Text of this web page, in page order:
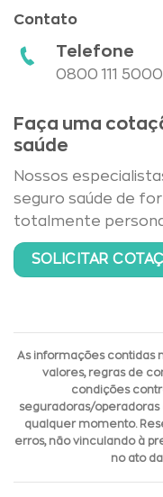
Contato
Telefone
0800 111 5000
Faça uma
saúde
Nossos
seguro saúde de
totalmente
SOLICITAR
As informações contidas
valores, regras de
condições
seguradoras/
qualquer momento.
erros, não vinculando à
no ato